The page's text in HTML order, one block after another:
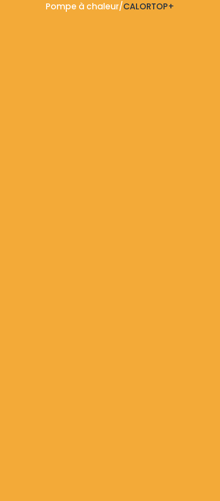
Pompe à chaleur/CALORTOP+